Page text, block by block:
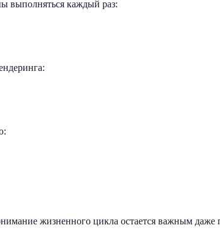
выполняться каждый раз:
жизненного цикла остается важным